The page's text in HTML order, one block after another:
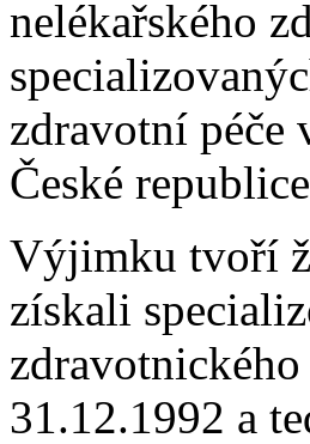
nelékařského
zdravotní péče
České
Výjimku tvoří
získali
31.12.1992 a